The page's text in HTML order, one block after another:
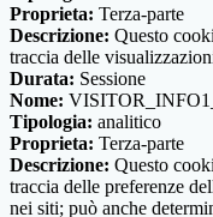
Proprieta: Terza-parte
Descrizione: Questo
traccia delle
Durata: Sessione
Nome:
Tipologia: analitico
Proprieta: Terza-parte
Descrizione: Questo
traccia delle preferenze
nei siti; può anche